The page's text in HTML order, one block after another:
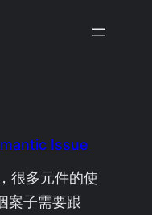
Issue
很多元件的使
案子需要跟